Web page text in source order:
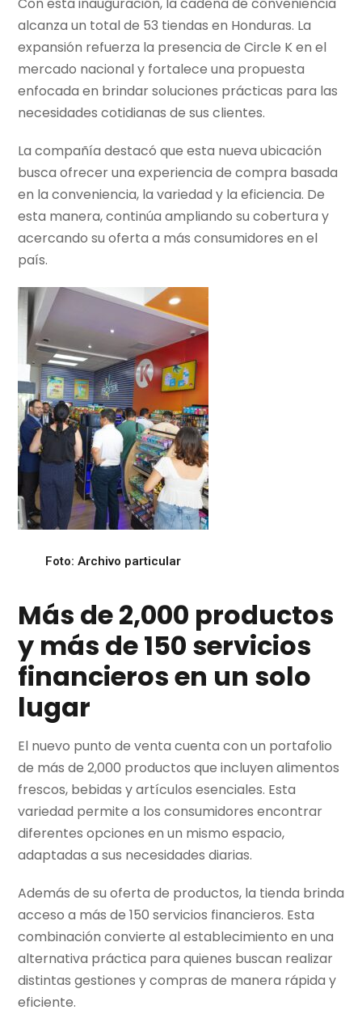
Con esta inauguración, la cadena de conveniencia
alcanza un total de 53 tiendas en Honduras. La
expansión refuerza la presencia de Circle K en el
mercado nacional y fortalece una propuesta
enfocada en brindar soluciones prácticas para las
necesidades cotidianas de sus clientes.
La compañía destacó que esta nueva ubicación
busca ofrecer una experiencia de compra basada
en la conveniencia, la variedad y la eficiencia. De
esta manera, continúa ampliando su cobertura y
acercando su oferta a más consumidores en el
país.
Foto: Archivo particular
Más de 2,000 productos
y más de 150 servicios
financieros en un solo
lugar
El nuevo punto de venta cuenta con un portafolio
de más de 2,000 productos que incluyen alimentos
frescos, bebidas y artículos esenciales. Esta
variedad permite a los consumidores encontrar
diferentes opciones en un mismo espacio,
adaptadas a sus necesidades diarias.
Además de su oferta de productos, la tienda brinda
acceso a más de 150 servicios financieros. Esta
combinación convierte al establecimiento en una
alternativa práctica para quienes buscan realizar
distintas gestiones y compras de manera rápida y
eficiente.